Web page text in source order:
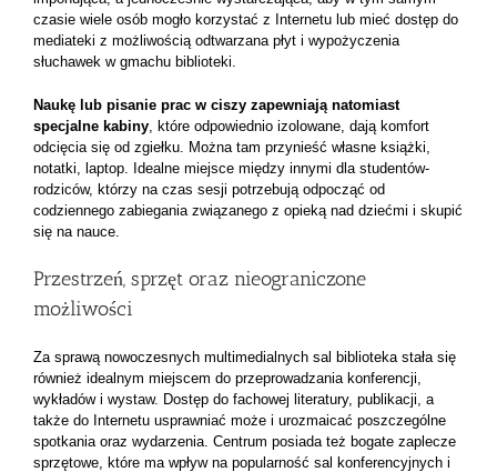
czasie wiele osób mogło korzystać z Internetu lub mieć dostęp do
mediateki z możliwością odtwarzana płyt i wypożyczenia
słuchawek w gmachu biblioteki.
Naukę lub pisanie prac w ciszy zapewniają natomiast
specjalne kabiny, które odpowiednio izolowane, dają komfort
odcięcia się od zgiełku. Można tam przynieść własne książki,
notatki, laptop. Idealne miejsce między innymi dla studentów-
rodziców, którzy na czas sesji potrzebują odpocząć od
codziennego zabiegania związanego z opieką nad dziećmi i skupić
się na nauce.
Przestrzeń, sprzęt oraz nieograniczone
możliwości
Za sprawą nowoczesnych multimedialnych sal biblioteka stała się
również idealnym miejscem do przeprowadzania konferencji,
wykładów i wystaw. Dostęp do fachowej literatury, publikacji, a
także do Internetu usprawniać może i urozmaicać poszczególne
spotkania oraz wydarzenia. Centrum posiada też bogate zaplecze
sprzętowe, które ma wpływ na popularność sal konferencyjnych i